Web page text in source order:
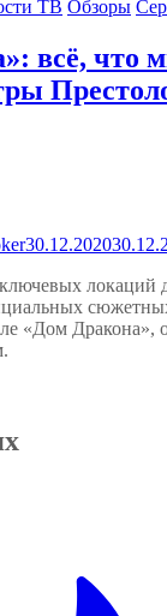
ТВ Обзоры
всё, что
30.12.2020
локаций
«Дом Дракона»,